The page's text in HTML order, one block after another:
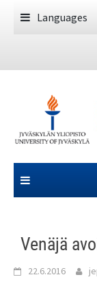
Languages
Venäjä
22.6.2016